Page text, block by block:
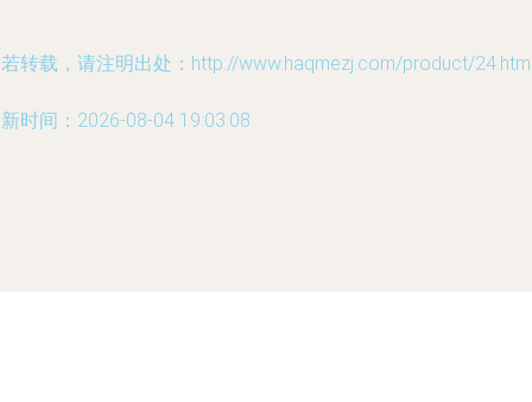
转载，请注明出处：http://www.haqmezj.com/product/
时间：2026-08-04 19:03:08